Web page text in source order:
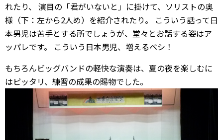
れたり、 演目の「君がいないと」に掛けて、ソリストの奥
様（下：左から2人め）を紹介されたり。 こういう話って日
本男児は苦手とする所でしょうが、堂々とお話する姿はア
ッパレです。 こういう日本男児、増えるベシ！
もちろんビッグバンドの軽快な演奏は、夏の夜を楽しむに
はピッタリ、練習の成果の賜物でした。